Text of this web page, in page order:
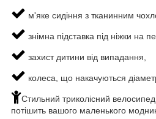
м'яке сидіння з тканинним
знімна підставка під ніжки на
захист дитини від випадання,
колеса, що накачуються
Стильний триколісний
потішить вашого маленького